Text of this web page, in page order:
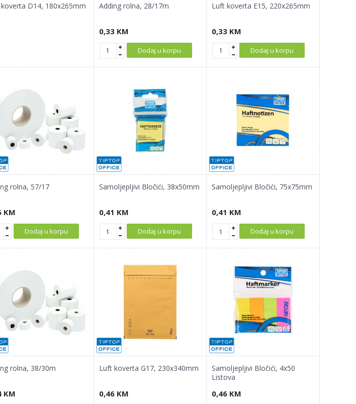
D14, 180x265mm Adding rolna, 28/17m
0,33 KM
Dodaj u korpu
Luft koverta E15, 220x265mm
0,33 KM
Dodaj u korpu
rolna, 57/17
KM
Dodaj u korpu
Samoljepljivi Bločići, 38x50mm
0,41 KM
Dodaj u korpu
Samoljepljivi Bločići, 75x75mm
0,41 KM
Dodaj u korpu
rolna, 38/30m
KM
Luft koverta G17, 230x340mm
0,46 KM
Samoljepljivi Bločići, 4x50
Listova
0,46 KM